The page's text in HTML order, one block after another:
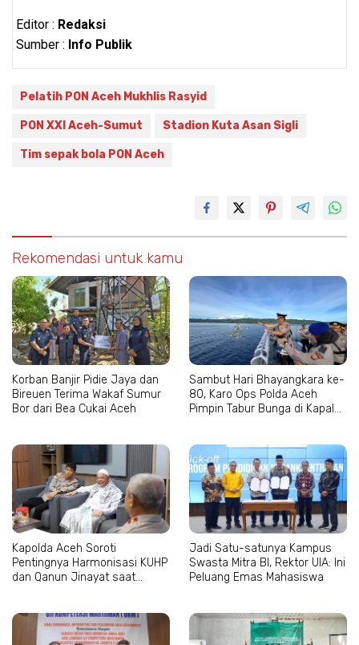
Editor : Redaksi
Sumber : Info Publik
Pelatih PON Aceh Mukhlis Rasyid
PON XXI Aceh-Sumut Stadion Kuta Asan Sigli
Tim sepak bola PON Aceh
Rekomendasi untuk kamu
Korban Banjir Pidie Jaya dan
Bireuen Terima Wakaf Sumur
Bor dari Bea Cukai Aceh
Sambut Hari Bhayangkara ke-
80, Karo Ops Polda Aceh
Pimpin Tabur Bunga di Kapal
Kapolda Aceh Soroti
Pentingnya Harmonisasi KUHP
dan Qanun Jinayat saat
Jadi Satu-satunya Kampus
Swasta Mitra BI, Rektor UIA: Ini
Peluang Emas Mahasiswa